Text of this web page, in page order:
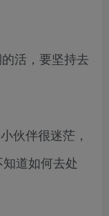
活，要坚持去
伙伴很迷茫，
道如何去处